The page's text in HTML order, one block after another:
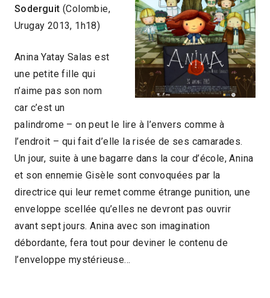
Soderguit(Colombie,
Urugay 2013, 1h18)
Anina Yatay Salas est
une petite fille qui
n’aime pas son nom
car c’est un
palindrome – on peut le lire à l’envers comme à
l’endroit – qui fait d’elle la risée de ses camarades.
Un jour, suite à une bagarre dans la cour d’école, Anina
et son ennemie Gisèle sont convoquées par la
directrice qui leur remet comme étrange punition, une
enveloppe scellée qu’elles ne devront pas ouvrir
avant sept jours. Anina avec son imagination
débordante, fera tout pour deviner le contenu de
l’enveloppe mystérieuse…